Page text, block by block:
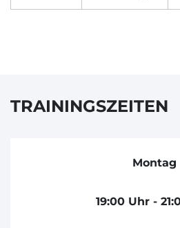
TRAININGSZEITEN
Montag
19:00 Uhr -